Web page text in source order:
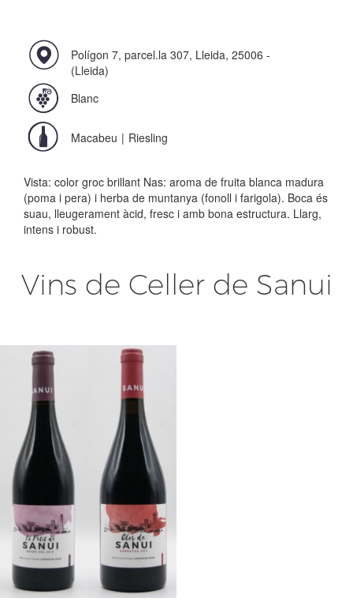
Polígon 7, parcel.la 307, Lleida, 25006 -
(Lleida)
Blanc
Macabeu | Riesling
Vista: color groc brillant Nas: aroma de fruita blanca madura
(poma i pera) i herba de muntanya (fonoll i farigola). Boca és
suau, lleugerament àcid, fresc i amb bona estructura. Llarg,
intens i robust.
Vins de Celler de Sanui